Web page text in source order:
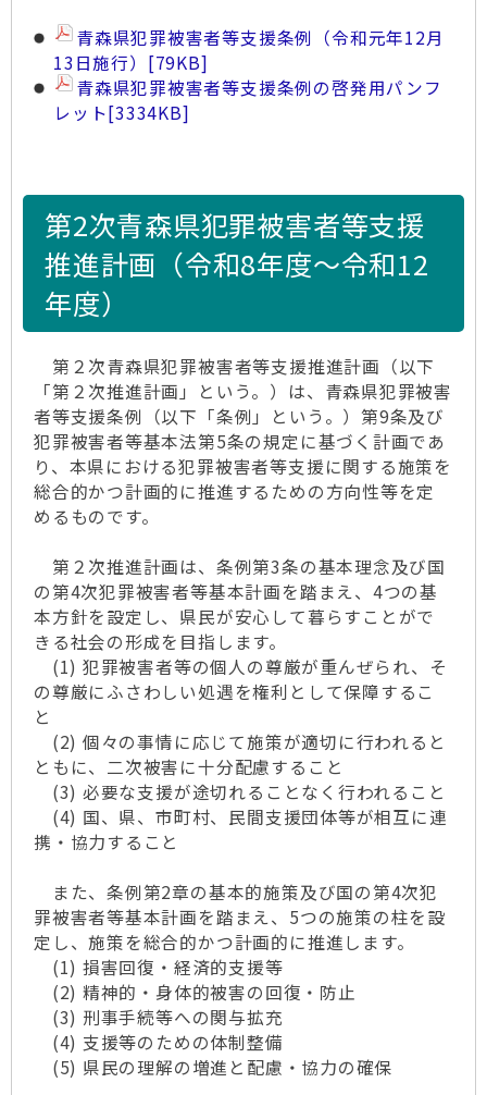
青森県犯罪被害者等支援条例（令和元年12月
13日施行） [79KB]
青森県犯罪被害者等支援条例の啓発用パンフ
レット[3334KB]
第2次青森県犯罪被害者等支援
推進計画（令和8年度～令和12
年度）
第２次青森県犯罪被害者等支援推進計画（以下
「第２次推進計画」という。）は、青森県犯罪被害
者等支援条例（以下「条例」という。）第9条及び
犯罪被害者等基本法第5条の規定に基づく計画であ
り、本県における犯罪被害者等支援に関する施策を
総合的かつ計画的に推進するための方向性等を定
めるものです。
第２次推進計画は、条例第3条の基本理念及び国
の第4次犯罪被害者等基本計画を踏まえ、4つの基
本方針を設定し、県民が安心して暮らすことがで
きる社会の形成を目指します。
(1) 犯罪被害者等の個人の尊厳が重んぜられ、そ
の尊厳にふさわしい処遇を権利として保障するこ
と
(2) 個々の事情に応じて施策が適切に行われると
ともに、二次被害に十分配慮すること
(3) 必要な支援が途切れることなく行われること
(4) 国、県、市町村、民間支援団体等が相互に連
携・協力すること
また、条例第2章の基本的施策及び国の第4次犯
罪被害者等基本計画を踏まえ、5つの施策の柱を設
定し、施策を総合的かつ計画的に推進します。
(1) 損害回復・経済的支援等
(2) 精神的・身体的被害の回復・防止
(3) 刑事手続等への関与拡充
(4) 支援等のための体制整備
(5) 県民の理解の増進と配慮・協力の確保